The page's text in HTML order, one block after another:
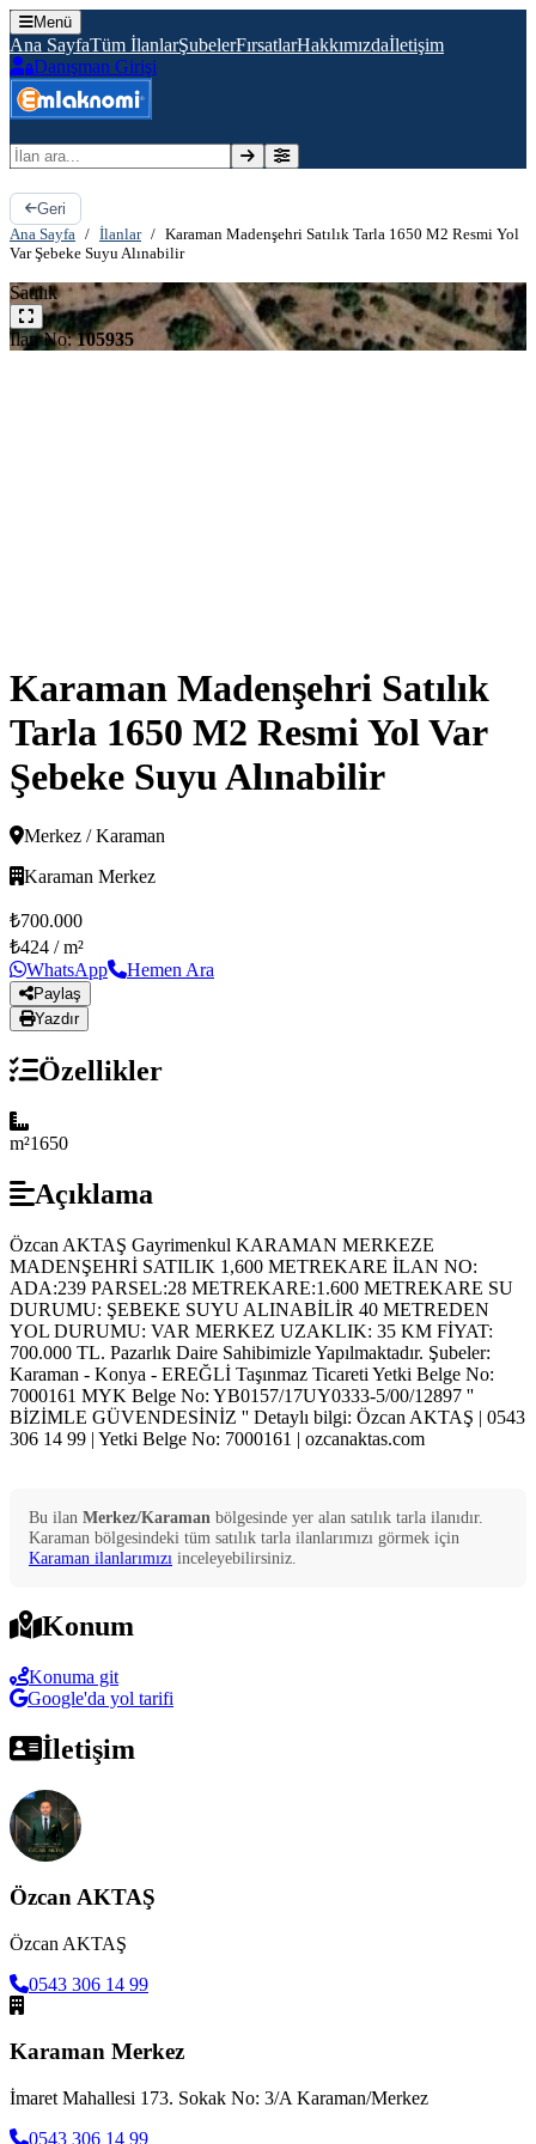
Menü
Ana SayfaTüm İlanlarŞubelerFırsatlarHakkımızdaİletişim
Danışman Girişi
İlan ara
Geri
Ana Sayfa / İlanlar / Karaman Madenşehri Satılık Tarla 1650 M2 Resmi Yol
Var Şebeke Suyu Alınabilir
Satılık
İlan No:105935
Karaman Madenşehri Satılık
Tarla 1650 M2 Resmi Yol Var
Şebeke Suyu Alınabilir
Merkez / Karaman
Karaman Merkez
₺700.000
₺424 / m²
WhatsApp
Hemen Ara
Paylaş
Yazdır
Özellikler
m²1650
Açıklama
Özcan AKTAŞ Gayrimenkul KARAMAN MERKEZE
MADENŞEHRİ SATILIK 1,600 METREKARE İLAN NO:
ADA:239 PARSEL:28 METREKARE:1.600 METREKARE SU
DURUMU: ŞEBEKE SUYU ALINABİLİR 40 METREDEN
YOL DURUMU: VAR MERKEZ UZAKLIK: 35 KM FİYAT:
700.000 TL. Pazarlık Daire Sahibimizle Yapılmaktadır. Şubeler:
Karaman - Konya - EREĞLİ Taşınmaz Ticareti Yetki Belge No:
7000161 MYK Belge No: YB0157/17UY0333-5/00/12897 ''
BİZİMLE GÜVENDESİNİZ '' Detaylı bilgi: Özcan AKTAŞ | 0543
306 14 99 | Yetki Belge No: 7000161 | ozcanaktas.com
Bu ilan Merkez/Karaman bölgesinde yer alan satılık tarla ilanıdır.
Karaman bölgesindeki tüm satılık tarla ilanlarımızı görmek için
Karaman ilanlarımızı inceleyebilirsiniz.
Konum
Konuma git
Google'da yol tarifi
İletişim
Özcan AKTAŞ
Özcan AKTAŞ
0543 306 14 99
Karaman Merkez
İmaret Mahallesi 173. Sokak No: 3/A Karaman/Merkez
0543 306 14 99